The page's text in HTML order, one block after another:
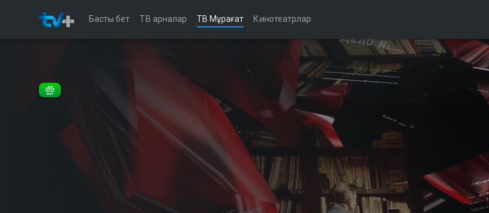
Басты бет ТВ арналар ТВ Мұрағат Кинотеатрлар